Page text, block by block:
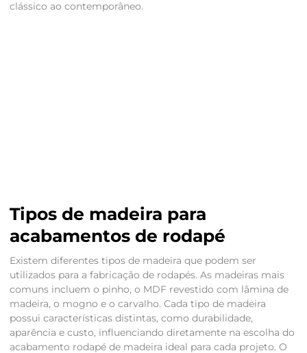
clássico ao contemporâneo.
Tipos de madeira para
acabamentos de rodapé
Existem diferentes tipos de madeira que podem ser
utilizados para a fabricação de rodapés. As madeiras mais
comuns incluem o pinho, o MDF revestido com lâmina de
madeira, o mogno e o carvalho. Cada tipo de madeira
possui características distintas, como durabilidade,
aparência e custo, influenciando diretamente na escolha do
acabamento rodapé de madeira ideal para cada projeto. O